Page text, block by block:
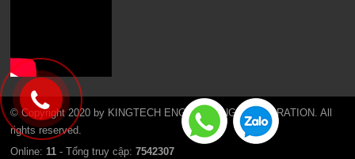
© Copyright 2020 by KINGTECH ENGINEERING CORPORATION. All
rights reserved.
Online:11 - Tổng truy cập:7542307